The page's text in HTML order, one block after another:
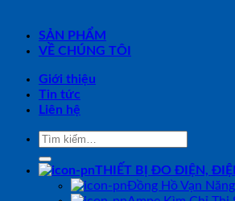
SẢN PHẨM
VỀ CHÚNG TÔI
Giới thiệu
Tin tức
Liên hệ
Tìm
THIẾT BỊ ĐO ĐIỆN,
Đồng Hồ Vạn Năng